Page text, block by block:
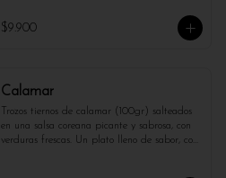
picante. Un plato reconfortante, lleno de
sabor y textura, ideal para quienes buscan
$9.900
Calamar
Trozos tiernos de calamar (100gr) salteados
en una salsa coreana picante y sabrosa, con
verduras frescas. Un plato lleno de sabor, con